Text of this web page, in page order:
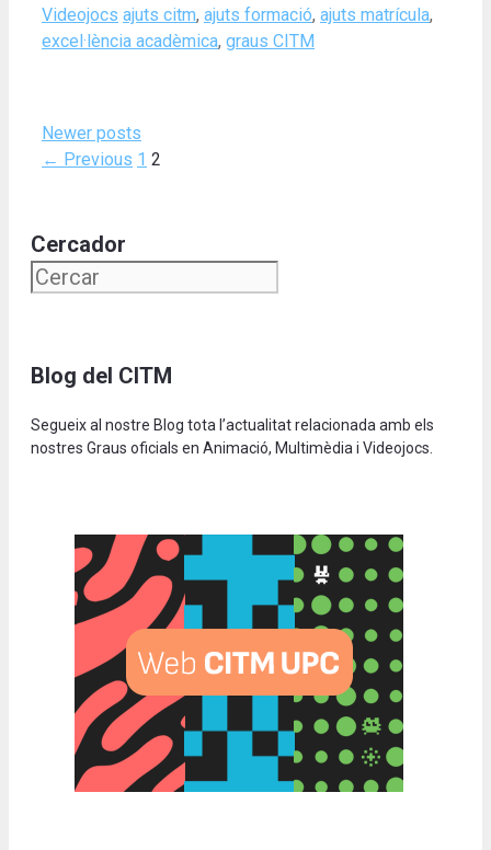
Videojocs Tags
ajuts citm, ajuts formació, ajuts matrícula,
excel·lència acadèmica, graus CITM
Newer posts
← Previous Page
1 Page
2
Cercador
Blog del CITM
Segueix al nostre Blog tota l’actualitat relacionada amb els
nostres Graus oficials en Animació, Multimèdia i Videojocs.